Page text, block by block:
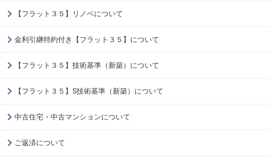
【フラット３５】リノベについて
金利引継特約付き【フラット３５】について
【フラット３５】技術基準（新築）について
【フラット３５】S技術基準（新築）について
中古住宅・中古マンションについて
ご返済について